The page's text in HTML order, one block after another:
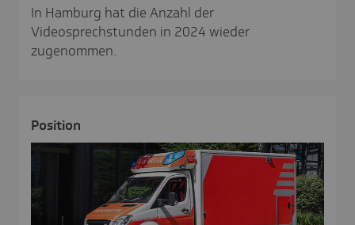
In Hamburg hat die Anzahl der
Videosprechstunden in 2024 wieder
zugenommen.
Posi­tion